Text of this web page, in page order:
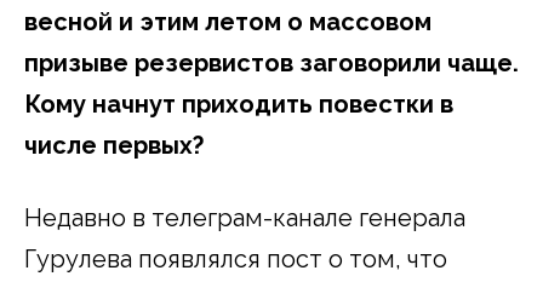
весной и этим летом о массовом
призыве резервистов заговорили чаще.
Кому начнут приходить повестки в
числе первых?
Недавно в телеграм-канале генерала
Гурулева появлялся пост о том, что